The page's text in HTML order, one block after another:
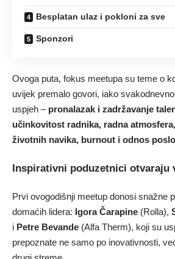
Besplatan ulaz i pokloni za sve
Sponzori
Ovoga puta, fokus meetupa su teme o
uvijek premalo govori, iako
uspjeh – pronalazak i zadržavanje
učinkovitost radnika, radna
životnih navika, burnout i odnos
Inspirativni poduzetnici otvaraju
Prvi ovogodišnji meetup donosi snažne
domaćih lidera: Igora Čarapine (Rolla),
i Petre Bevande (Alfa Therm), koji su
prepoznate ne samo po inovativnosti,